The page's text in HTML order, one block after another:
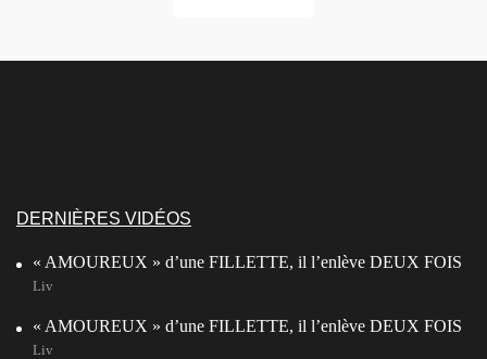
DERNIÈRES VIDÉOS
« AMOUREUX » d’une FILLETTE, il l’enlève DEUX FOIS
Liv
« AMOUREUX » d’une FILLETTE, il l’enlève DEUX FOIS
Liv